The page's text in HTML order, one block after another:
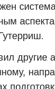
другие